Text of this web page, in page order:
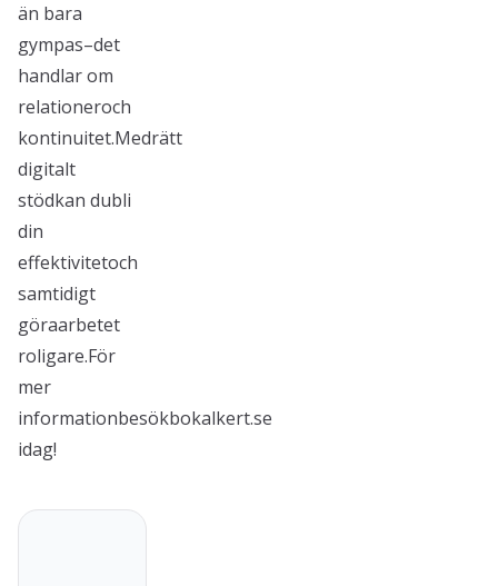
än bara
gympas–det
handlar om
relationeroch
kontinuitet.Medrätt
digitalt
stödkan dubli
din
effektivitetoch
samtidigt
göraarbetet
roligare.För
mer
informationbesökbokalkert.se
idag!